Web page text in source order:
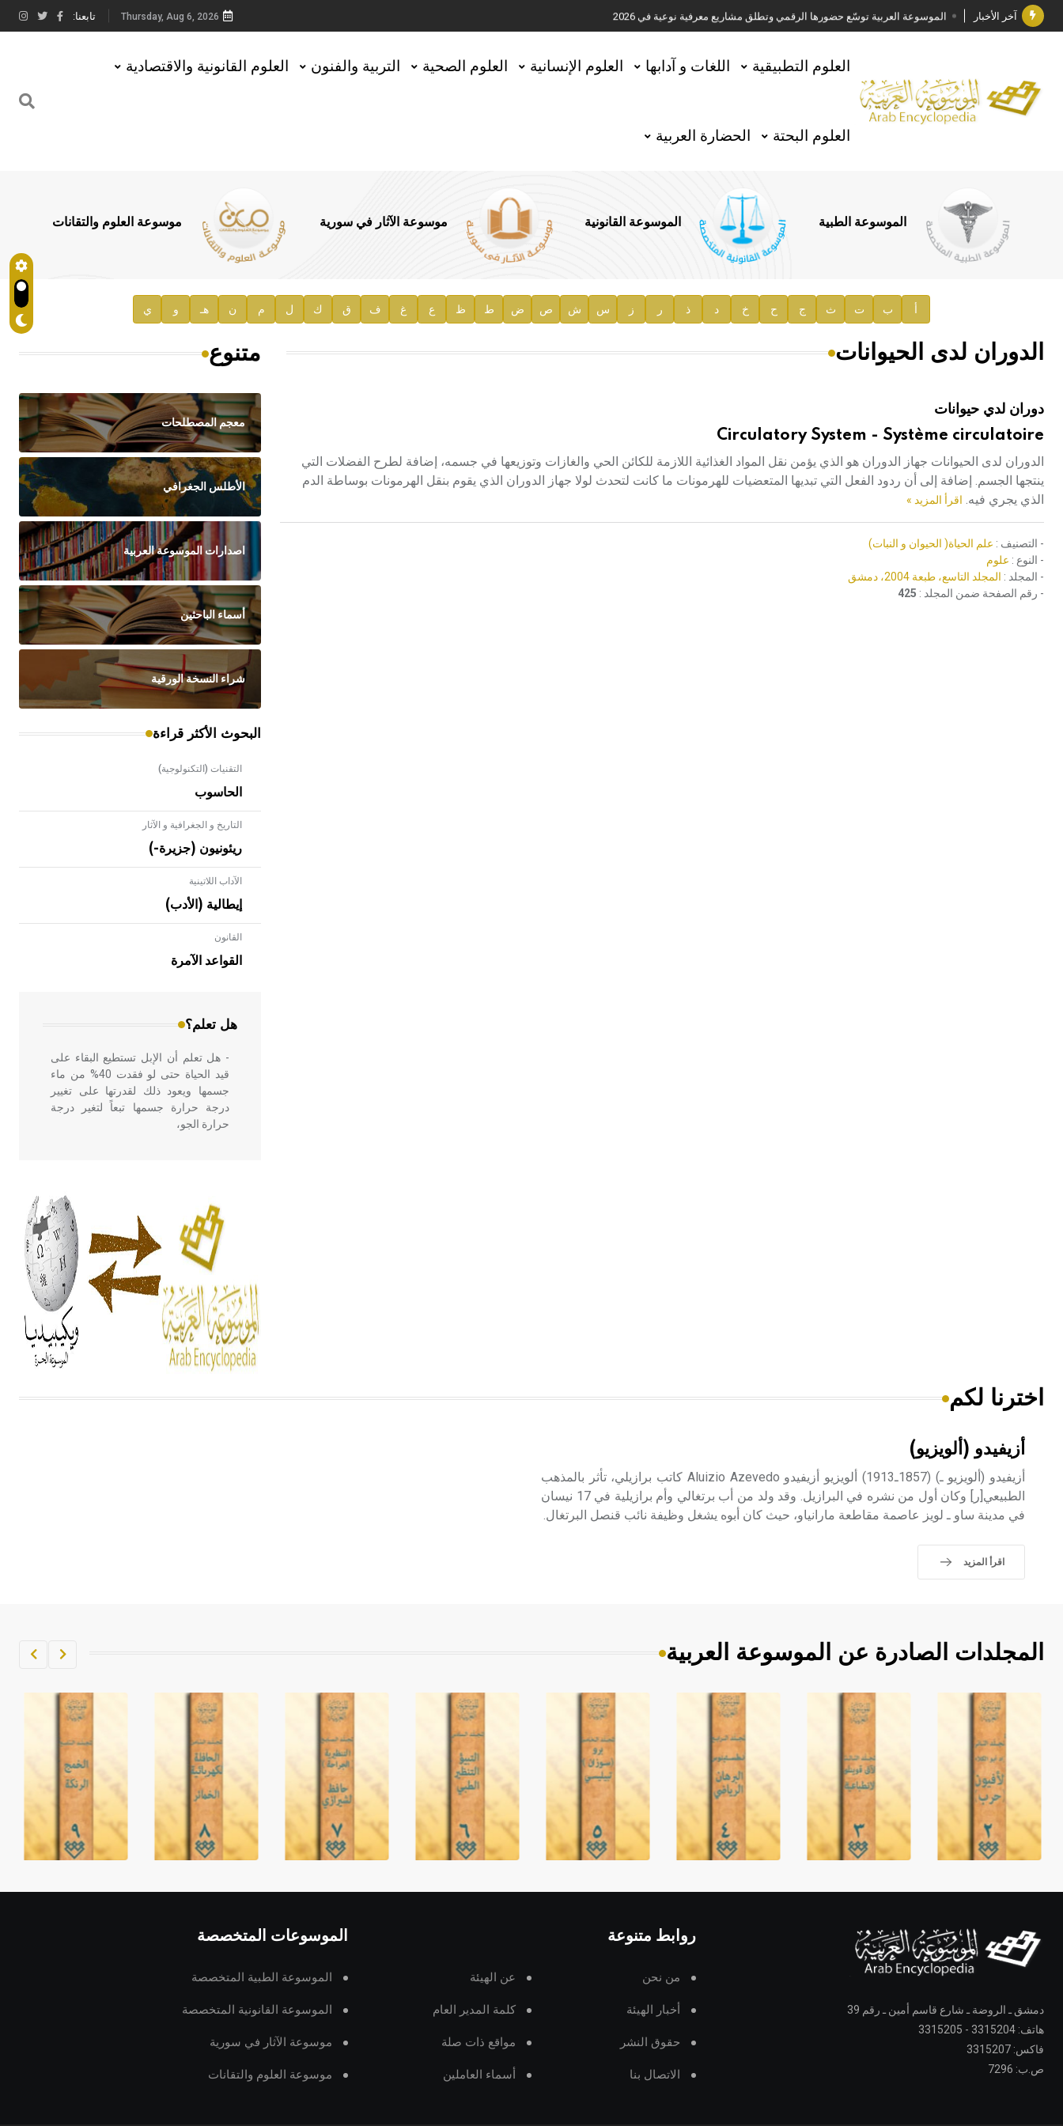
آخر الأخبار الموسوعة العربية توسّع حضورها الرقمي وتطلق مشاريع معرفية نوعية في 2026
جائزة مجمع الملك سلمان العالمي للغة العربية 2025
الأستاذ إياد خالد الطباع مدير عام لهيئة الموسوعة العربية
السيد محمد ياسين صالح وزيرا للثقافة
توصيات مجلس الإدارة
صدور المجلد السابع من موسوعة الآثار في سورية
إعلان..
هيئة الموسوعة العربية تطلق موسوعات جديدة في عام 2026
Thursday, Aug 6, 2026 تابعنا:
العلوم التطبيقية اللغات و آدابها العلوم الإنسانية العلوم الصحية التربية والفنون العلوم القانونية والاقتصادية
العلوم البحتة الحضارة العربية
الموسوعة الطبية الموسوعة القانونية موسوعة الآثار في سورية موسوعة العلوم والتقانات
أ ب ت ث ج ح خ د ذ ر ز س ش ص ض ط ظ ع غ ف ق ك ل م ن هـ و ي
الدوران لدى الحيوانات
دوران لدي حيوانات
Circulatory System - Système circulatoire
الدوران لدى الحيوانات جهاز الدوران هو الذي يؤمن نقل المواد الغذائية اللازمة للكائن الحي والغازات وتوزيعها في جسمه، إضافة لطرح الفضلات التي
ينتجها الجسم. إضافة إلى أن ردود الفعل التي تبديها المتعضيات للهرمونات ما كانت لتحدث لولا جهاز الدوران الذي يقوم بنقل الهرمونات بوساطة الدم
الذي يجري فيه. اقرأ المزيد »
- التصنيف : علم الحياة( الحيوان و النبات)
- النوع : علوم
- المجلد : المجلد التاسع، طبعة 2004، دمشق
- رقم الصفحة ضمن المجلد : 425
متنوع
معجم المصطلحات
الأطلس الجغرافي
اصدارات الموسوعة العربية
أسماء الباحثين
شراء النسخة الورقية
البحوث الأكثر قراءة
التقنيات (التكنولوجية)
الحاسوب
التاريخ و الجغرافية و الآثار
ريئونيون (جزيرة-)
الآداب اللاتينية
إيطالية (الأدب)
القانون
القواعد الآمرة
هل تعلم؟
- هل تعلم أن الأبلق نوع من الفنون
الهندسية التي ارتبطت بالعمارة الإسلامية
في بلاد الشام ومصر خاصة، حيث يحرص
- هل تعلم أن الإبل تستطيع البقاء على
قيد الحياة حتى لو فقدت 40% من ماء
جسمها ويعود ذلك لقدرتها على تغيير
درجة حرارة جسمها تبعاً لتغير درجة
حرارة الجو،
أربعة مؤلفات هي: الحكم، الأدلة، تنظيم
التغذية، ورسالته في جروح الرأس.
ويعود له الفضل بأنه حرر الطب من
الدين والفلسفة.
- هل تعلم أن المرجان إفراز حيواني
يتكون في البحر ويتركب من مادة
كربونات الكلسيوم، وهو أحمر أو شديد
الحمرة وهو أجود أنواعه، ويمتاز بكبر
الحجم ويسمى الش
- هل تعلم أن الأبجدية الكنعانية تتألف من
حيث تقتصر القيمة الصوتية للعلامة الك
اخترنا لكم
أزيفيدو (ألويزيو)
أزيفيدو (ألويزيو ـ) (1857ـ1913) ألويزيو أزيفيدو Aluizio Azevedo كاتب برازيلي، تأثر بالمذهب
الطبيعي[ر] وكان أول من نشره في البرازيل. وقد ولد من أب برتغالي وأم برازيلية في 17 نيسان
في مدينة ساو ـ لويز عاصمة مقاطعة مارانياو، حيث كان أبوه يشغل وظيفة نائب قنصل البرتغال.
اقرأ المزيد
المجلدات الصادرة عن الموسوعة العربية
دمشق ـ الروضة ـ شارع قاسم أمين ـ رقم 39
هاتف: 3315204 - 3315205
فاكس: 3315207
ص.ب: 7296
روابط متنوعة
من نحن عن الهيئة
أخبار الهيئة كلمة المدير العام
حقوق النشر مواقع ذات صلة
الاتصال بنا أسماء العاملين
الموسوعات المتخصصة
الموسوعة الطبية المتخصصة
الموسوعة القانونية المتخصصة
موسوعة الآثار في سورية
موسوعة العلوم والتقانات